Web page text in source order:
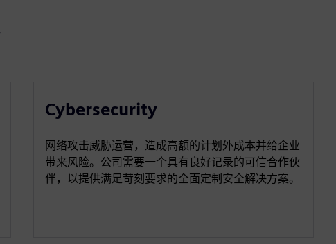
Cybersecurity
网络攻击威胁运营，造成高额的计划外成本并给企业
带来风险。公司需要一个具有良好记录的可信合作伙
伴，以提供满足苛刻要求的全面定制安全解决方案。